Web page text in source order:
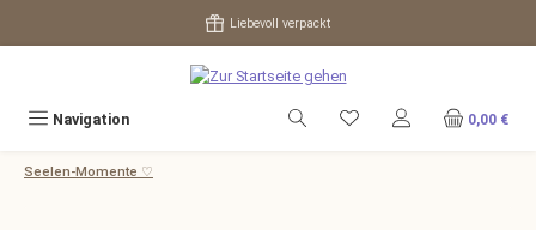
Liebevoll verpackt
Navigation 0,00 €
Seelen-Momente ♡